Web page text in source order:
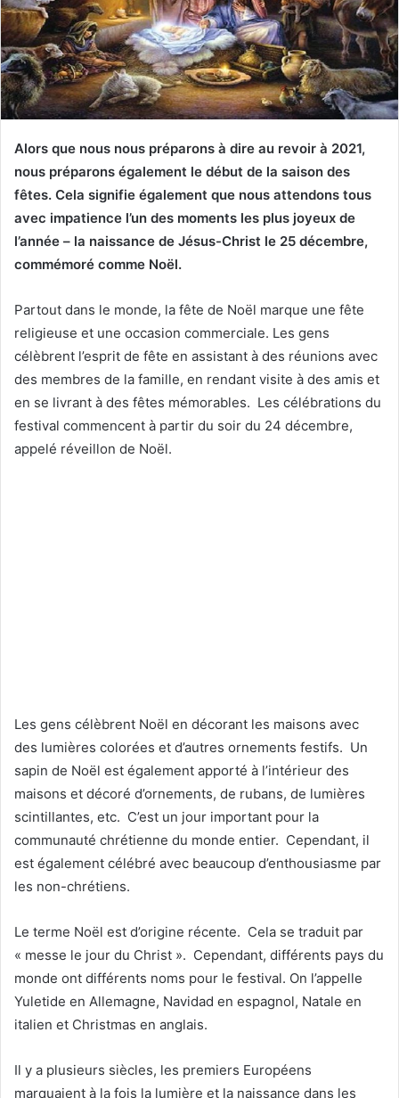
Alors que nous nous préparons à dire au revoir à 2021,
nous préparons également le début de la saison des
fêtes. Cela signifie également que nous attendons tous
avec impatience l’un des moments les plus joyeux de
l’année – la naissance de Jésus-Christ le 25 décembre,
commémoré comme Noël.
Partout dans le monde, la fête de Noël marque une fête
religieuse et une occasion commerciale. Les gens
célèbrent l’esprit de fête en assistant à des réunions avec
des membres de la famille, en rendant visite à des amis et
en se livrant à des fêtes mémorables. Les célébrations du
festival commencent à partir du soir du 24 décembre,
appelé réveillon de Noël.
Les gens célèbrent Noël en décorant les maisons avec
des lumières colorées et d’autres ornements festifs. Un
sapin de Noël est également apporté à l’intérieur des
maisons et décoré d’ornements, de rubans, de lumières
scintillantes, etc. C’est un jour important pour la
communauté chrétienne du monde entier. Cependant, il
est également célébré avec beaucoup d’enthousiasme par
les non-chrétiens.
Le terme Noël est d’origine récente. Cela se traduit par
« messe le jour du Christ ». Cependant, différents pays du
monde ont différents noms pour le festival. On l’appelle
Yuletide en Allemagne, Navidad en espagnol, Natale en
italien et Christmas en anglais.
Il y a plusieurs siècles, les premiers Européens
marquaient à la fois la lumière et la naissance dans les